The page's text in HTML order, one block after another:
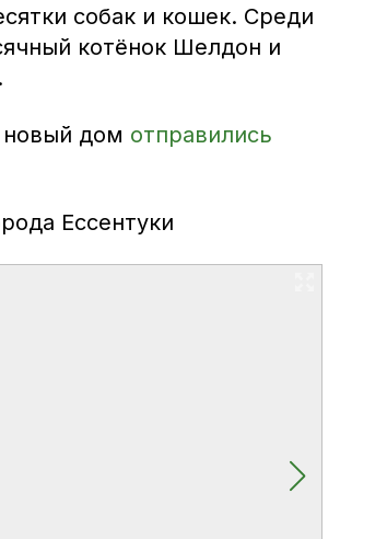
собак и кошек. Среди
котёнок Шелдон и
новый дом отправились
Ессентуки